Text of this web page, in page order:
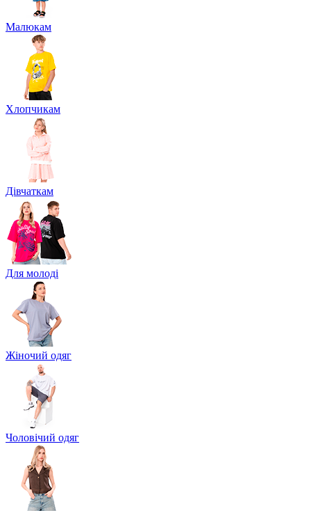
Малюкам
Хлопчикам
Дівчаткам
Для молоді
Жіночий одяг
Чоловічий одяг